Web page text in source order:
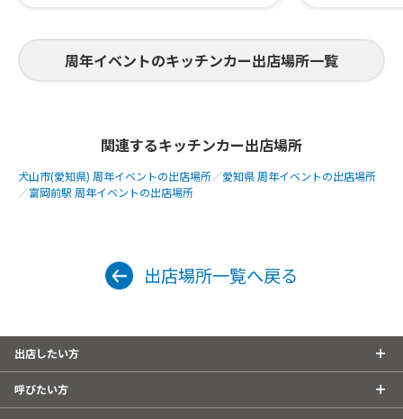
周年イベントのキッチンカー出店場所一覧
関連するキッチンカー出店場所
犬山市(愛知県) 周年イベントの出店場所／愛知県 周年イベントの出店場所
／富岡前駅 周年イベントの出店場所
出店場所一覧へ戻る
出店したい方
呼びたい方